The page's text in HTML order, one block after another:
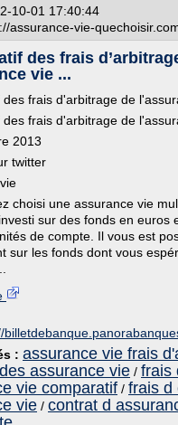
10-01 17:40:44
assurance-vie-
des frais
vie ...
des frais d'arbitrage de
des frais d'arbitrage de
2013
twitter
choisi une assurance vie
sur des fonds en euros
de compte. Il vous est
sur les fonds dont vous
: assurance vie frais
assurance vie / frais
vie comparatif / frais d
vie / contrat d